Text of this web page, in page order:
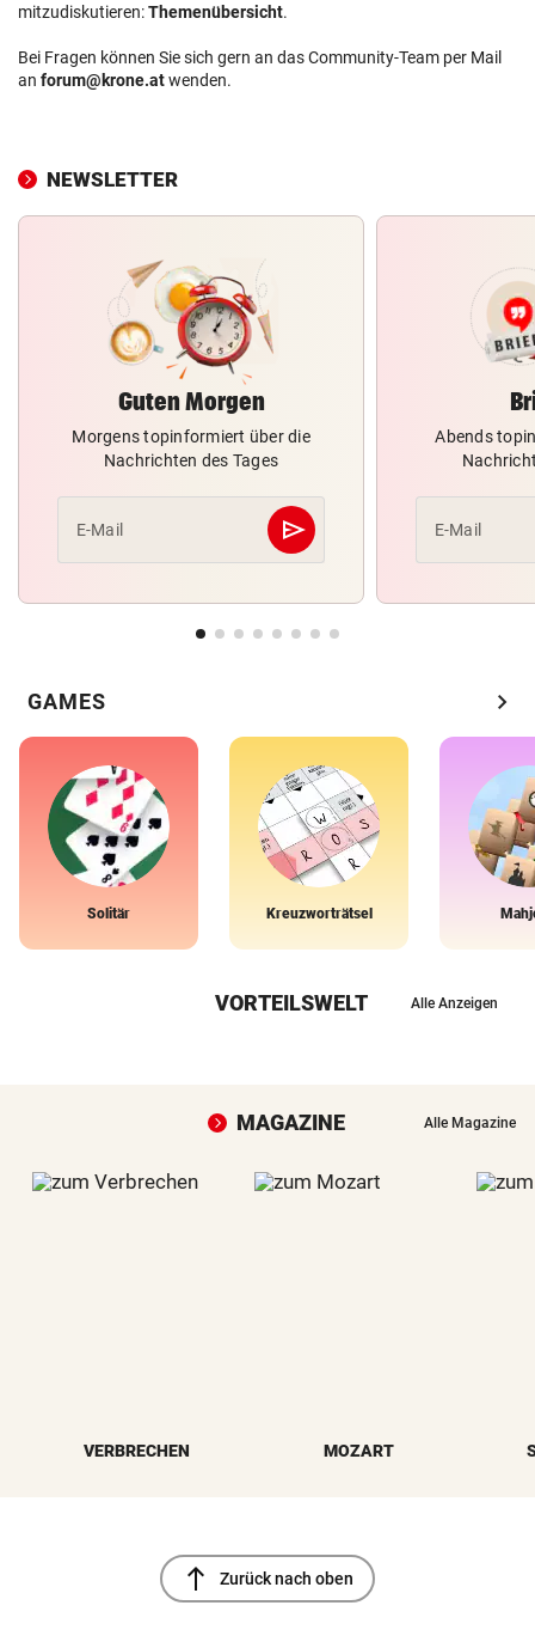
mitzudiskutieren:Themenübersicht.
Bei Fragen können Sie sich gern an das Community-Team per Mail
an forum@krone.atwenden.
NEWSLETTER
Guten Morgen
Morgens topinformiert über die
Nachrichten des Tages
E-Mail send
Abschicken
Abends
E-Mail
GAMES chevron_right
Solitär Kreuzworträtsel
VORTEILSWELT Alle Anzeigen
MAGAZINE Alle Magazine
VERBRECHEN MOZART
north Zurück nach oben